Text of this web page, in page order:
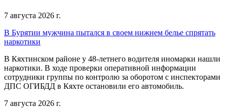
7 августа 2026 г.
В Бурятии мужчина пытался в своем нижнем белье спрятать
наркотики
В Кяхтинском районе у 48-летнего водителя иномарки нашли
наркотики. В ходе проверки оперативной информации
сотрудники группы по контролю за оборотом с инспекторами
ДПС ОГИБДД в Кяхте остановили его автомобиль.
7 августа 2026 г.